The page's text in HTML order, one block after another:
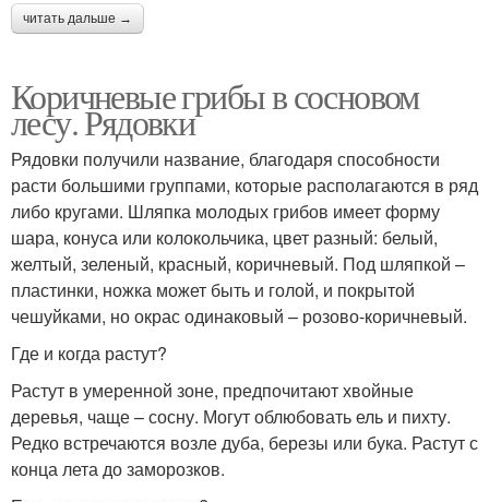
читать дальше →
Коричневые грибы в сосновом
лесу. Рядовки
Рядовки получили название, благодаря способности
расти большими группами, которые располагаются в ряд
либо кругами. Шляпка молодых грибов имеет форму
шара, конуса или колокольчика, цвет разный: белый,
желтый, зеленый, красный, коричневый. Под шляпкой –
пластинки, ножка может быть и голой, и покрытой
чешуйками, но окрас одинаковый – розово-коричневый.
Где и когда растут?
Растут в умеренной зоне, предпочитают хвойные
деревья, чаще – сосну. Могут облюбовать ель и пихту.
Редко встречаются возле дуба, березы или бука. Растут с
конца лета до заморозков.